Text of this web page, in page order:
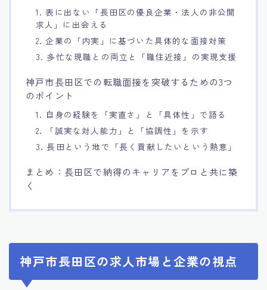
1. 表に出ない「長田区の優良企業・法人の非公開
求人」に出会える
2. 企業の「内実」に基づいた具体的な面接対策
3. 多忙な現職との両立と「職住近接」の実現支援
神戸市長田区での転職面接を突破するための3つ
のポイント
1. 自身の経験を「実直さ」と「具体性」で語る
2. 「誠実な対人能力」と「協調性」を示す
3. 長田という地で「長く貢献したいという熱意」
まとめ：長田区で納得のキャリアをプロと共に築
く
神戸市長田区の求人市場と企業の視点